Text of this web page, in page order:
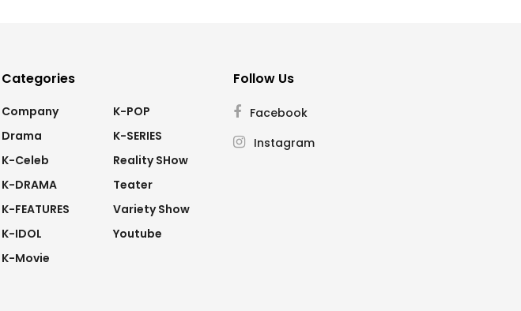
Categories
Company
Drama
K-Celeb
K-DRAMA
K-FEATURES
K-IDOL
K-Movie
K-POP
K-SERIES
Reality SHow
Teater
Variety Show
Youtube
Follow Us
Facebook
Instagram